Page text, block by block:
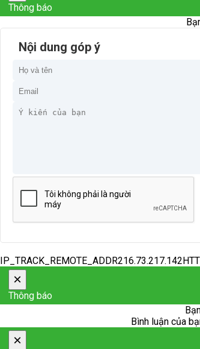
Thông báo
Nội dung góp ý
×
Thông báo
Bình luận của
×